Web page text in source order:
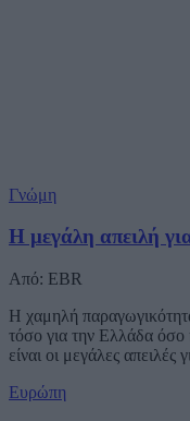
Γνώμη
Η μεγάλη απειλή
Από: EBR
Η χαμηλή παραγωγικότητα
τόσο για την Ελλάδα όσο
είναι οι μεγάλες απειλές
Ευρώπη